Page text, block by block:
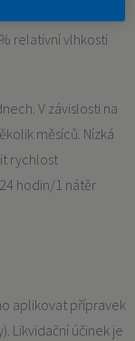
relativní vlhkosti
V závislosti na
měsíců. Nízká
rychlost
hodin/1 nátěr
aplikovat přípravek
Likvidační účinek je